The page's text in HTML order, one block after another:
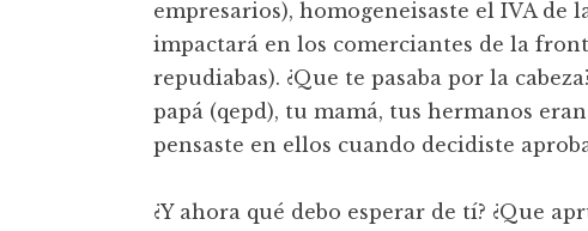
empresarios), homogeneisaste el IVA
impactará en los comerciantes de la
repudiabas). ¿Que te pasaba por la
papá (qepd), tu mamá, tus hermanos
pensaste en ellos cuando decidiste
¿Y ahora qué debo esperar de tí? ¿Que